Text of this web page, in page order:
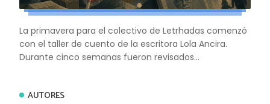
La primavera para el colectivo de Letrhadas comenzó
con el taller de cuento de la escritora Lola Ancira.
Durante cinco semanas fueron revisados...
AUTORES